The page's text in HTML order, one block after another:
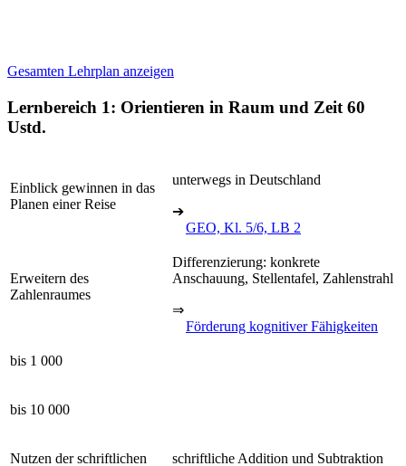
Gesamten Lehrplan anzeigen
Lernbereich 1: Orientieren in Raum und Zeit 60
Ustd.
Einblick gewinnen in das
Planen einer Reise
unterwegs in Deutschland
➔
GEO, Kl. 5/6, LB 2
Erweitern des
Zahlenraumes
Differenzierung: konkrete
Anschauung, Stellentafel, Zahlenstrahl
⇒
Förderung kognitiver Fähigkeiten
bis 1 000
bis 10 000
Nutzen der schriftlichen
schriftliche Addition und Subtraktion